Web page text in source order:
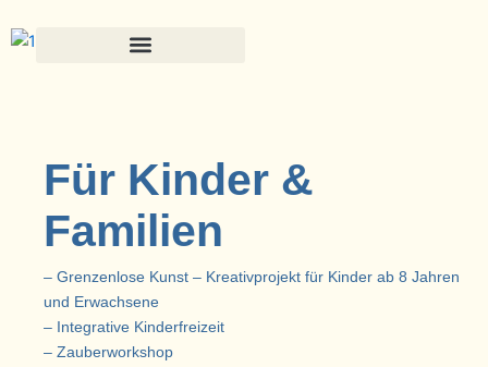
Inhalt
Für Kinder &
Familien
– Grenzenlose Kunst – Kreativprojekt für Kinder ab 8 Jahren
und Erwachsene
– Integrative Kinderfreizeit
– Zauberworkshop